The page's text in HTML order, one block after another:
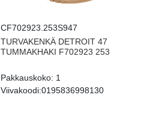
CF702923.253S947
TURVAKENKÄ DETROIT 47
TUMMAKHAKI F702923 253
Pakkauskoko: 1
Viivakoodi:0195836998130